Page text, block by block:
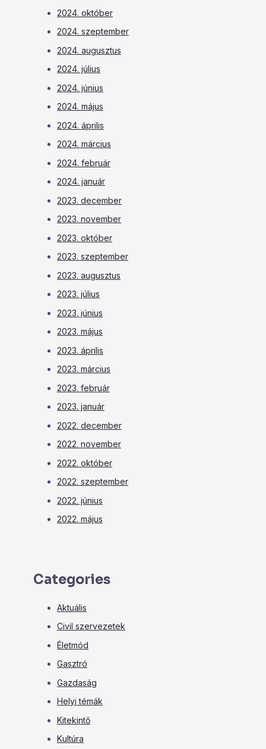
2024. október
2024. szeptember
2024. augusztus
2024. július
2024. június
2024. május
2024. április
2024. március
2024. február
2024. január
2023. december
2023. november
2023. október
2023. szeptember
2023. augusztus
2023. július
2023. június
2023. május
2023. április
2023. március
2023. február
2023. január
2022. december
2022. november
2022. október
2022. szeptember
2022. június
2022. május
Categories
Aktuális
Civil szervezetek
Életmód
Gasztró
Gazdaság
Helyi témák
Kitekintő
Kultúra